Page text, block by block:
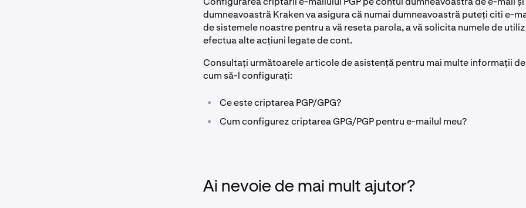
dumneavoastră Kraken va asigura că numai dumneavoastră puteți citi e-
de sistemele noastre pentru a vă reseta parola, a vă solicita numele de
efectua alte acțiuni legate de cont.
Consultați următoarele articole de asistență pentru mai multe informații
cum să-l configurați:
• Ce este criptarea PGP/GPG?
• Cum configurez criptarea GPG/PGP pentru e-mailul meu?
Ai nevoie de mai mult ajutor?